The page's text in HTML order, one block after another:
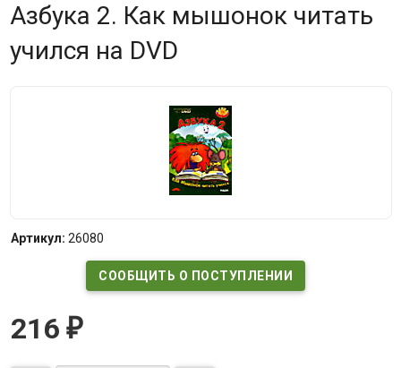
Азбука 2. Как мышонок читать
учился на DVD
Артикул: 26080
СООБЩИТЬ О ПОСТУПЛЕНИИ
216 ₽